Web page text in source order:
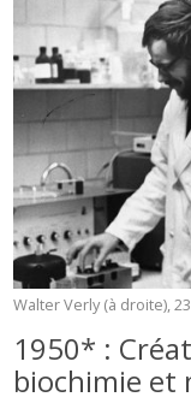
Walter Verly (à droite),
1950* :
biochimie et